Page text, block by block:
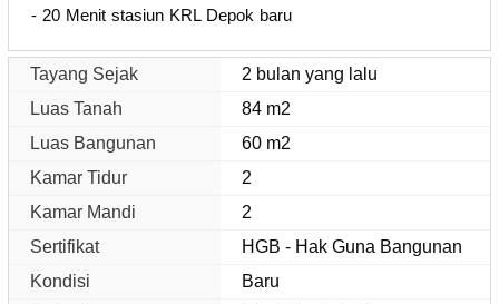
- 20 Menit stasiun KRL Depok baru
Tayang Sejak
2 bulan yang lalu
Luas Tanah
84 m2
Luas Bangunan
60 m2
Kamar Tidur
2
Kamar Mandi
2
Sertifikat
HGB - Hak Guna Bangunan
Kondisi
Baru